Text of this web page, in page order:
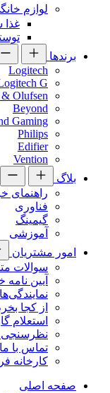
لوازم
غذا
برندها
Logitech
G
Olufsen
Beyond
Gaming
Philips
Edifier
Vention
بلاگ
راهنمای
فناوری
گیمینگ
آموزشی
امور مشتریان
سوالات
آیین
از کجا
استعلام
نظرسنجی
تماس با ما
کارخانه
صفحه اصلی